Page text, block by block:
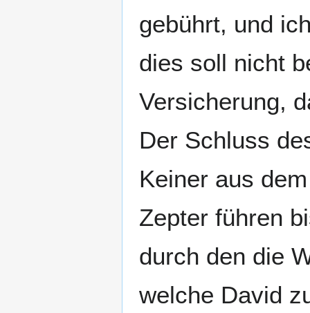
gebührt, und
dies soll nicht
Versicherung,
Der Schluss
Keiner aus
Zepter führen
durch den die
welche David